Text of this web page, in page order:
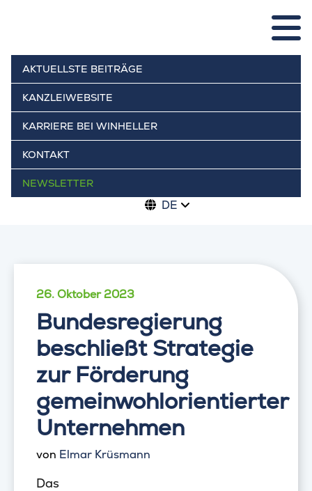
AKTUELLSTE BEITRÄGE
KANZLEIWEBSITE
KARRIERE BEI WINHELLER
KONTAKT
NEWSLETTER
DE
26. Oktober 2023
Bundesregierung
beschließt Strategie
zur Förderung
gemeinwohlorientierter
Unternehmen
von Elmar Krüsmann
Das